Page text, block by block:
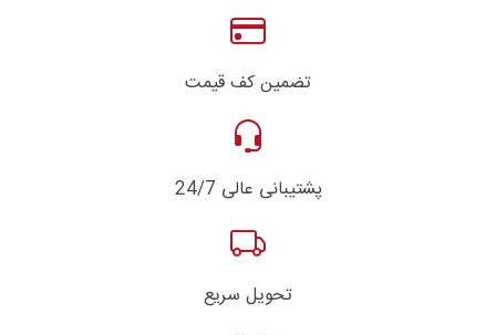
تضمین کف قیمت
پشتیبانی عالی 24/7
تحویل سریع